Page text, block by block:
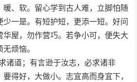
、软。留心学到古人难，立脚怕随
一是。有短护短，更添一短。好问
屋，勿作营巧。若争小可，便失大
烦恼。
诸道；有言逊于汝志，必求诸非
得好，大做小。志宜高而身宜下，